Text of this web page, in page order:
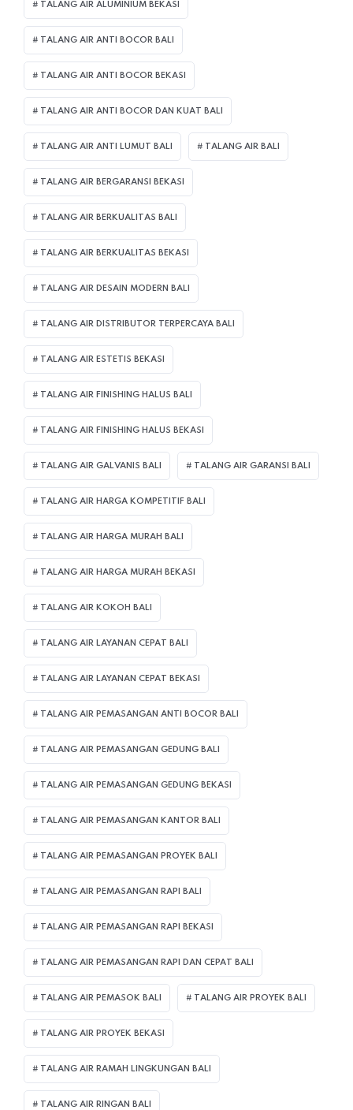
TALANG AIR ALUMINIUM BEKASI
TALANG AIR ANTI BOCOR BALI
TALANG AIR ANTI BOCOR BEKASI
TALANG AIR ANTI BOCOR DAN KUAT BALI
TALANG AIR ANTI LUMUT BALI TALANG AIR BALI
TALANG AIR BERGARANSI BEKASI
TALANG AIR BERKUALITAS BALI
TALANG AIR BERKUALITAS BEKASI
TALANG AIR DESAIN MODERN BALI
TALANG AIR DISTRIBUTOR TERPERCAYA BALI
TALANG AIR ESTETIS BEKASI
TALANG AIR FINISHING HALUS BALI
TALANG AIR FINISHING HALUS BEKASI
TALANG AIR GALVANIS BALI TALANG AIR GARANSI BALI
TALANG AIR HARGA KOMPETITIF BALI
TALANG AIR HARGA MURAH BALI
TALANG AIR HARGA MURAH BEKASI
TALANG AIR KOKOH BALI
TALANG AIR LAYANAN CEPAT BALI
TALANG AIR LAYANAN CEPAT BEKASI
TALANG AIR PEMASANGAN ANTI BOCOR BALI
TALANG AIR PEMASANGAN GEDUNG BALI
TALANG AIR PEMASANGAN GEDUNG BEKASI
TALANG AIR PEMASANGAN KANTOR BALI
TALANG AIR PEMASANGAN PROYEK BALI
TALANG AIR PEMASANGAN RAPI BALI
TALANG AIR PEMASANGAN RAPI BEKASI
TALANG AIR PEMASANGAN RAPI DAN CEPAT BALI
TALANG AIR PEMASOK BALI TALANG AIR PROYEK BALI
TALANG AIR PROYEK BEKASI
TALANG AIR RAMAH LINGKUNGAN BALI
TALANG AIR RINGAN BALI